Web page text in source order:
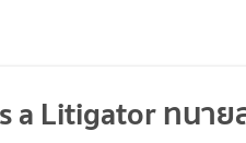
a Litigator ทนา